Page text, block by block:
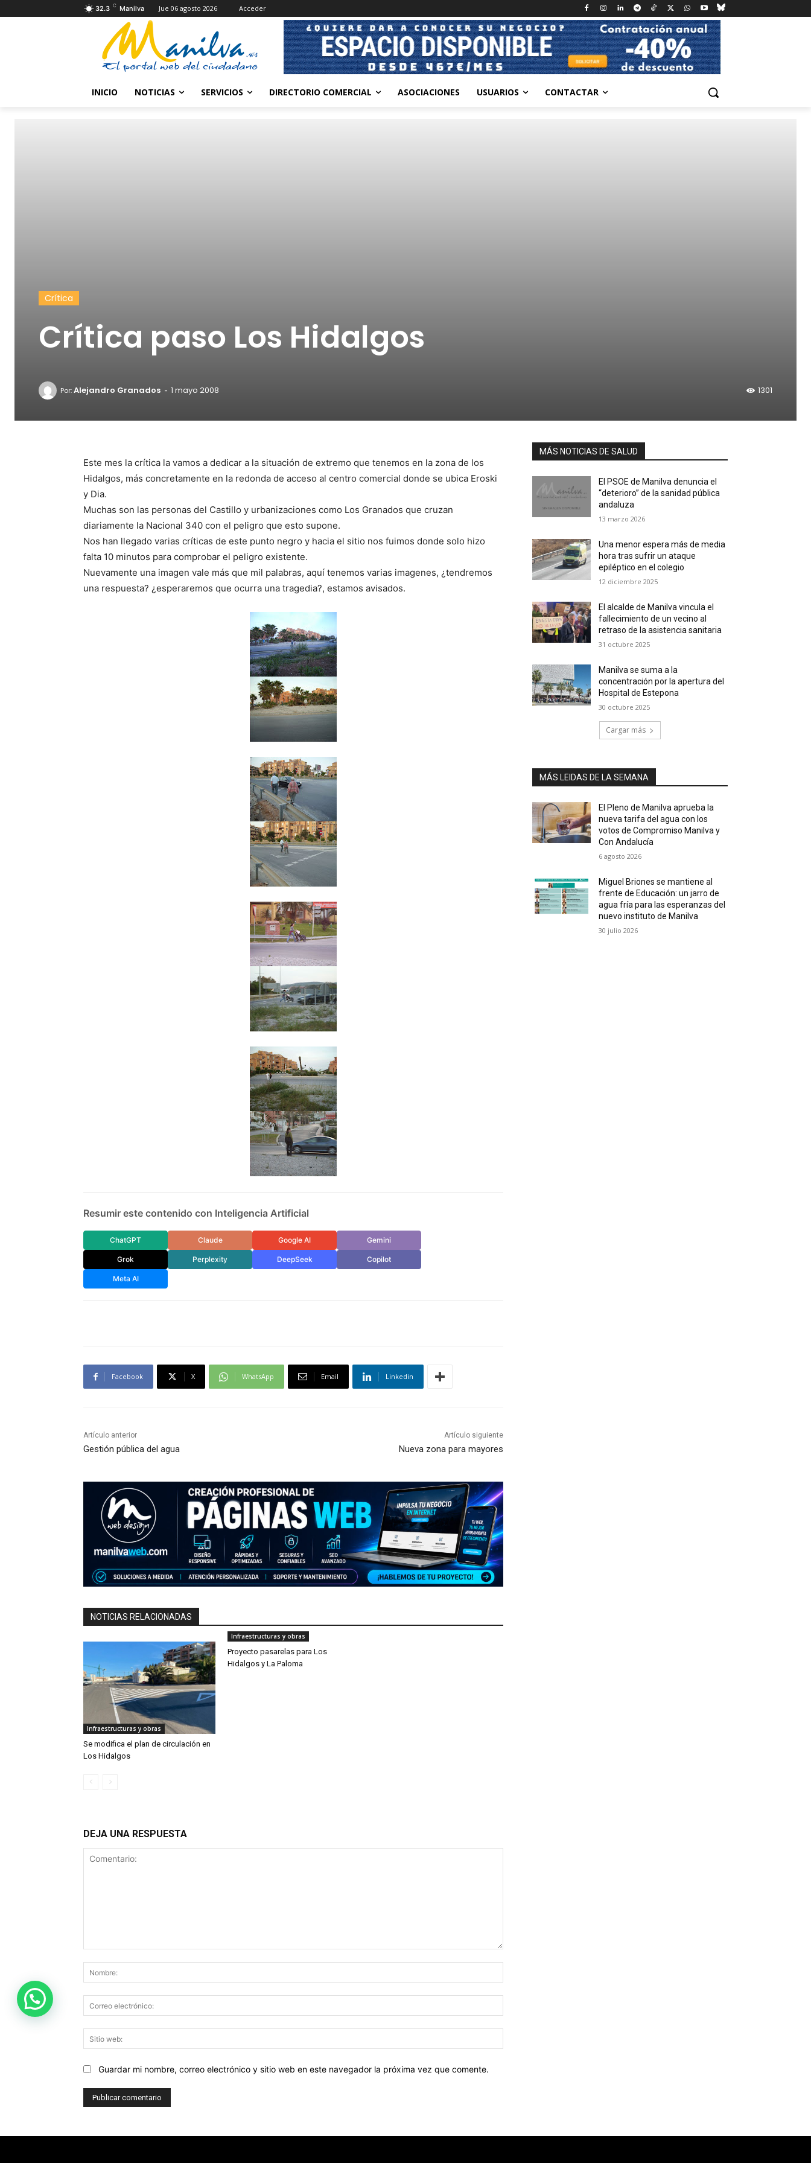
32.3 C Manilva Jue 06 agosto 2026 Acceder
INICIO NOTICIAS SERVICIOS DIRECTORIO COMERCIAL ASOCIACIONES USUARIOS CONTACTAR
Crítica
Crítica paso Los Hidalgos
Por:Alejandro Granados - 1 mayo 2008 1301
Este mes la crítica la vamos a dedicar a la situación de extremo que tenemos en la zona de los
Hidalgos, más concretamente en la redonda de acceso al centro comercial donde se ubica Eroski
y Dia.
Muchas son las personas del Castillo y urbanizaciones como Los Granados que cruzan
diariamente la Nacional 340 con el peligro que esto supone.
Nos han llegado varias críticas de este punto negro y hacia el sitio nos fuimos donde solo hizo
falta 10 minutos para comprobar el peligro existente.
Nuevamente una imagen vale más que mil palabras, aquí tenemos varias imagenes, ¿tendremos
una respuesta? ¿esperaremos que ocurra una tragedia?, estamos avisados.
Resumir este contenido con Inteligencia Artificial
ChatGPT Claude Google AI Gemini
Grok Perplexity DeepSeek Copilot
Meta AI
Facebook X WhatsApp Email Linkedin
Artículo anterior
Gestión pública del agua
Artículo siguiente
Nueva zona para mayores
NOTICIAS RELACIONADAS
Infraestructuras y obras
Se modifica el plan de circulación en
Los Hidalgos
Infraestructuras y obras
Proyecto pasarelas para Los
Hidalgos y La Paloma
DEJA UNA RESPUESTA
electrónico:
web:
Guardar mi nombre, correo electrónico y sitio web en este navegador la próxima vez que comente.
MÁS NOTICIAS DE SALUD
El PSOE de Manilva denuncia el
“deterioro” de la sanidad pública
andaluza
13 marzo 2026
Una menor espera más de media
hora tras sufrir un ataque
epiléptico en el colegio
12 diciembre 2025
El alcalde de Manilva vincula el
fallecimiento de un vecino al
retraso de la asistencia sanitaria
31 octubre 2025
Manilva se suma a la
concentración por la apertura del
Hospital de Estepona
30 octubre 2025
Cargar más
MÁS LEIDAS DE LA SEMANA
El Pleno de Manilva aprueba la
nueva tarifa del agua con los
votos de Compromiso Manilva y
Con Andalucía
6 agosto 2026
Miguel Briones se mantiene al
frente de Educación: un jarro de
agua fría para las esperanzas del
nuevo instituto de Manilva
30 julio 2026